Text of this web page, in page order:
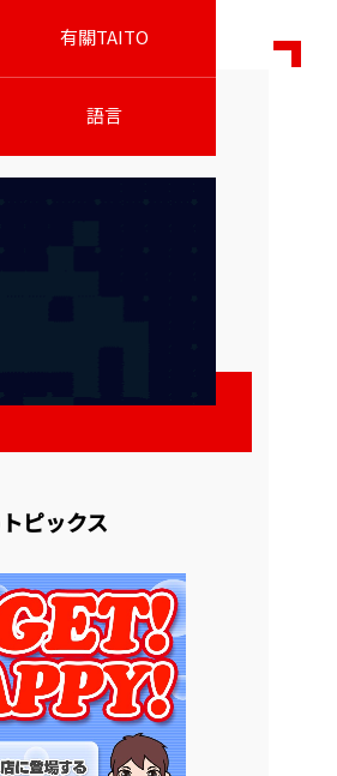
有關TAITO
語言
ピックス